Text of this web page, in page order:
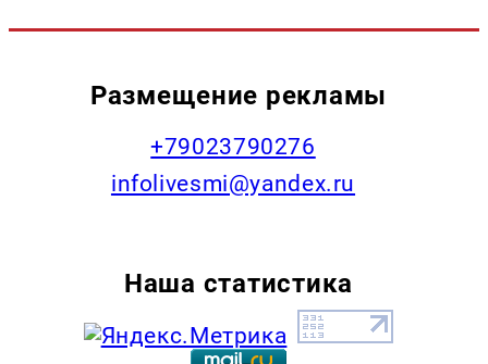
Размещение рекламы
+79023790276
infolivesmi@yandex.ru
Наша статистика